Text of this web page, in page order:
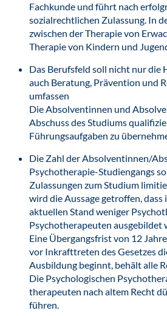
Fachkunde und führt nach
sozialrechtlichen Zulassung. In
zwischen der Therapie von
Therapie von Kindern und
Das Berufsfeld soll nicht nur die
auch Beratung, Prävention und
umfassen
Die Absolventinnen und
Abschuss des Studiums
Führungsaufgaben zu
Die Zahl der Absolventinnen/
Psychotherapie-Studiengangs
Zulassungen zum Studium
wird die Aussage getroffen, dass
aktuellen Stand weniger
Psychotherapeuten ausgebildet
Eine Übergangsfrist von 12
vor Inkrafttreten des Gesetzes
Ausbildung beginnt, behält alle
Die Psychologischen
therapeuten nach altem Recht
führen.